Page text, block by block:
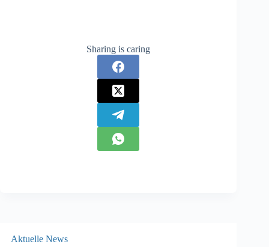
Sharing is caring
Aktuelle News